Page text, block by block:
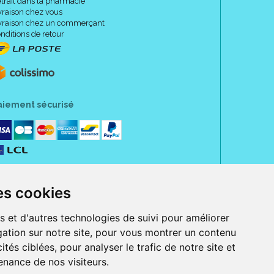
cookies
et d'autres technologies de suivi pour améliorer
sur notre site, pour vous montrer un contenu
ciblées, pour analyser le trafic de notre site et
de nos visiteurs.
base de fibres polyester.
tolérance cutanée.
individuel.
des articulations ou les plis de la peau sans risque
des peaux sensibles.
chez vous
chez un commerçant
de retour
sécurisé
Jeanne d' Harcourt, 80300 Albert.
ordonnance.